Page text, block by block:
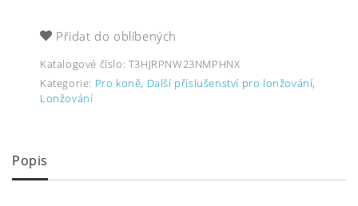
Přidat do oblíbených
Katalogové číslo: T3HJRPNW23NMPHNX
Kategorie: Pro koně, Další příslušenství pro lonžování,
Lonžování
Popis